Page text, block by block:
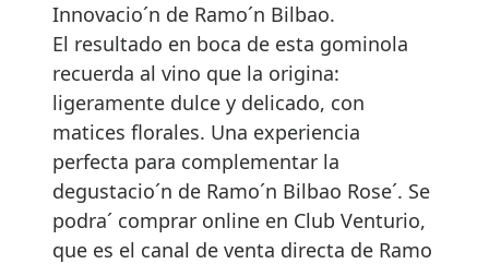
Innovacio´n de Ramo´n Bilbao.
El resultado en boca de esta gominola
recuerda al vino que la origina:
ligeramente dulce y delicado, con
matices florales. Una experiencia
perfecta para complementar la
degustacio´n de Ramo´n Bilbao Rose´. Se
podra´ comprar online en Club Venturio,
que es el canal de venta directa de Ramo